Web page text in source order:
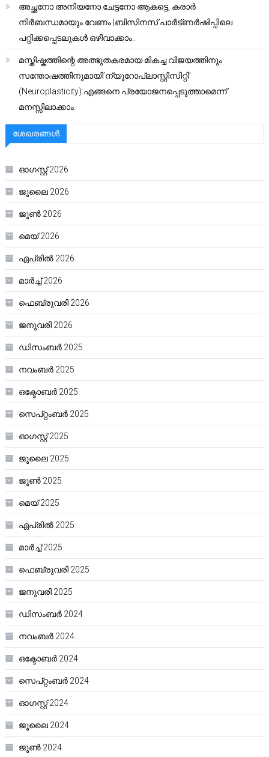
അച്ഛനോ അനിയനോ ചേട്ടനോ ആകട്ടെ, കരാർ
നിർബന്ധമായും വേണം |ബിസിനസ് പാർട്ണർഷിപ്പിലെ
പറ്റിക്കപ്പെടലുകൾ ഒഴിവാക്കാം..
മസ്തിഷ്കത്തിന്റെ അത്ഭുതകരമായ മികച്ച വിജയത്തിനും
സന്തോഷത്തിനുമായി’ന്യൂറോപ്ലാസ്റ്റിസിറ്റി’
(Neuroplasticity):എങ്ങനെ പ്രയോജനപ്പെടുത്താമെന്ന്
മനസ്സിലാക്കാം.
ശേഖരങ്ങൾ
ഓഗസ്റ്റ്‌ 2026
ജൂലൈ 2026
ജൂൺ 2026
മെയ്‌ 2026
ഏപ്രിൽ 2026
മാർച്ച്‌ 2026
ഫെബ്രുവരി 2026
ജനുവരി 2026
ഡിസംബർ 2025
നവംബർ 2025
ഒക്ടോബർ 2025
സെപ്റ്റംബർ 2025
ഓഗസ്റ്റ്‌ 2025
ജൂലൈ 2025
ജൂൺ 2025
മെയ്‌ 2025
ഏപ്രിൽ 2025
മാർച്ച്‌ 2025
ഫെബ്രുവരി 2025
ജനുവരി 2025
ഡിസംബർ 2024
നവംബർ 2024
ഒക്ടോബർ 2024
സെപ്റ്റംബർ 2024
ഓഗസ്റ്റ്‌ 2024
ജൂലൈ 2024
ജൂൺ 2024